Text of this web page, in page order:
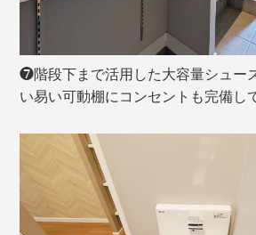
❼階段下まで活用した大容量シュー
い易い可動棚にコンセントも完備し